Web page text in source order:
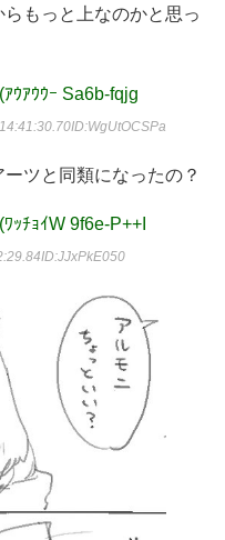
もっと上なのかと思っ
ｳｱｳｳｰ Sa6b-fqjg
ID:WgUtOCSPa
ツと同類になったの？
ｯﾁｮｲW 9f6e-P++I
ID:JJxPkE050